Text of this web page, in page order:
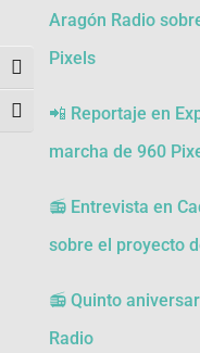
Alternar alto contraste
Alternar tamaño de letra
Aragón Radio
Pixels
📲 Reportaje en
marcha de 960
📻 Entrevista en
sobre el proyecto
📻 Quinto
Radio